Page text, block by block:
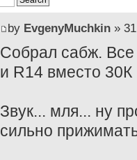
by EvgenyMuchkin» 31
Собрал сабж.
и R14 вместо 30К
Звук... мля... ну
сильно